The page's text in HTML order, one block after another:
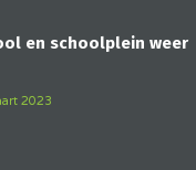
en schoolplein weer
2023